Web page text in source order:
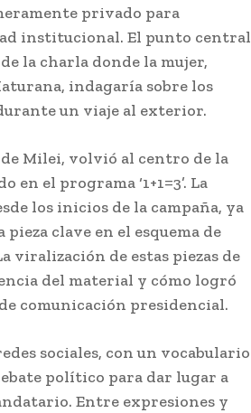
privado para
institucional. El punto central
la charla donde la mujer,
indagaría sobre los
un viaje al exterior.
de Milei, volvió al centro de la
el programa ‘1+1=3’. La
los inicios de la campaña, ya
clave en el esquema de
viralización de estas piezas de
del material y cómo logró
comunicación presidencial.
sociales, con un vocabulario
político para dar lugar a
Entre expresiones y